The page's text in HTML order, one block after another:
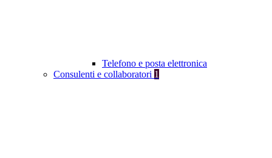
Telefono e posta elettronica
Consulenti e collaboratori 1